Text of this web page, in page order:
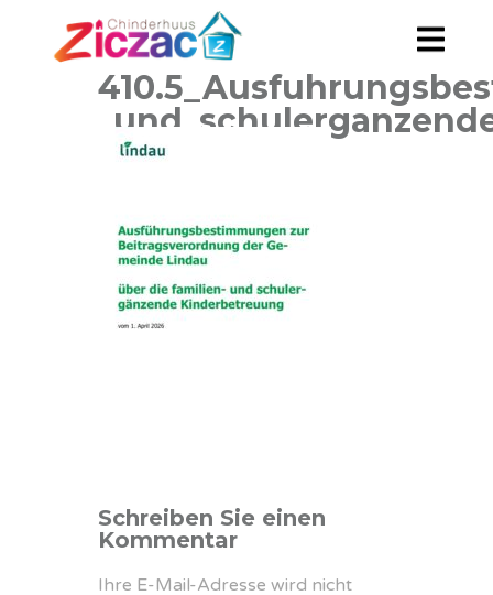
Schreiben Sie einen
Kommentar
Ihre E-Mail-Adresse wird nicht